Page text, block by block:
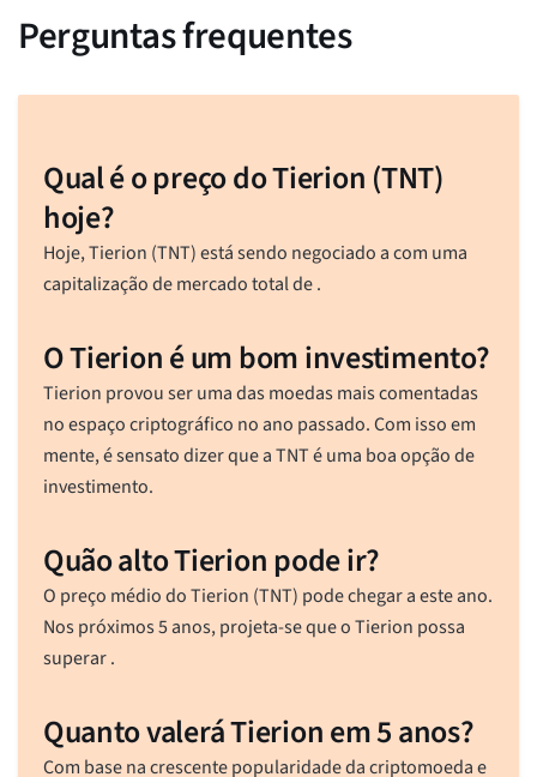
Perguntas frequentes
Qual é o preço do Tierion (TNT)
hoje?
Hoje, Tierion (TNT) está sendo negociado acom uma
capitalização de mercado total de.
O Tierion é um bom investimento?
Tierion provou ser uma das moedas mais comentadas
no espaço criptográfico no ano passado. Com isso em
mente, é sensato dizer que a TNT é uma boa opção de
investimento.
Quão alto Tierion pode ir?
O preço médio do Tierion (TNT) pode chegar a este ano.
Nos próximos 5 anos, projeta-se que o Tierion possa
superar .
Quanto valerá Tierion em 5 anos?
Com base na crescente popularidade da criptomoeda e